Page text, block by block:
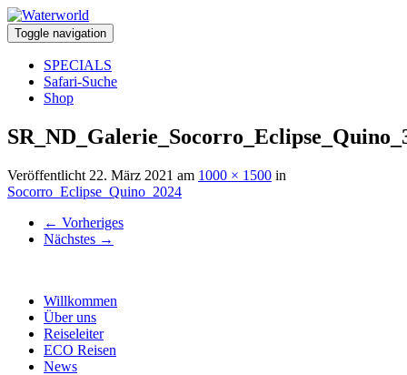
Toggle navigation
SPECIALS
Safari-Suche
Shop
Veröffentlicht 22. März 2021 am 1000 × 1500 in
Socorro_Eclipse_Quino_2024
← Vorheriges
Nächstes →
Willkommen
Über uns
Reiseleiter
ECO Reisen
News